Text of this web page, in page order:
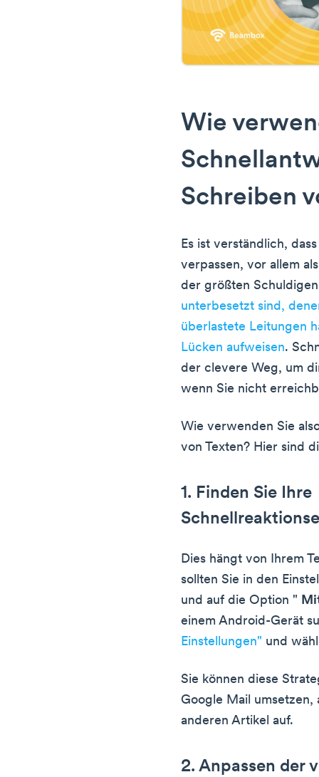
Wie
Schreiben
Es ist verständlich,
verpassen, vor allem
der größten
unterbesetzt sind,
überlastete Leitungen
Lücken aufweisen.
der clevere Weg, um
wenn Sie nicht
Wie verwenden Sie
von Texten? Hier sind
1. Finden Sie Ihre
Dies hängt von Ihrem
sollten Sie in den
und auf die Option "
einem Android-Gerät
Einstellungen" und
Sie können diese
Google Mail
anderen Artikel auf.
2. Anpassen der